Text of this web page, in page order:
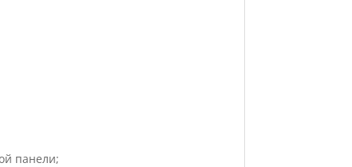
панели;